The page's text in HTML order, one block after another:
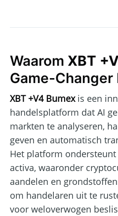
Waarom XBT
Game-Changer
XBT +V4 Bumexis een
handelsplatform dat AI
markten te analyseren,
geven en automatisch
Het platform ondersteunt
activa, waaronder
aandelen en
om handelaren uit te
voor weloverwogen